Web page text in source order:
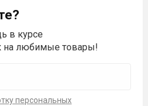
в курсе
на любимые товары!
персональных